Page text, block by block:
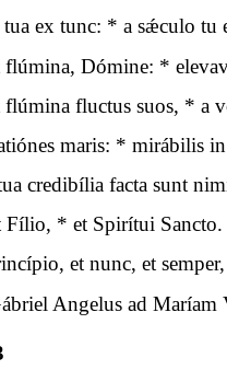
tua ex tunc: * a sǽculo tu
flúmina, Dómine: *
fluctus suos, * a
maris: * mirábilis
credibília facta sunt
Fílio, * et Spirítui Sancto.
et nunc, et
Angelus ad Maríam